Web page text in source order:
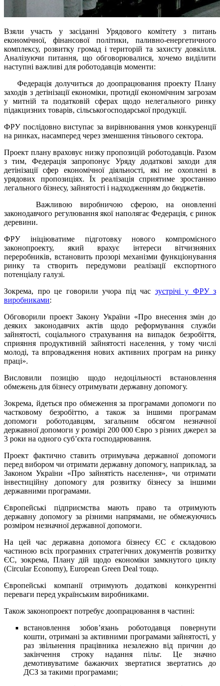
Взяли участь у засіданні Урядового комітету з питань
економічної, фінансової політики, паливно-енергетичного
комплексу, розвитку громад і територій та захисту довкілля.
Аналізуючи питання, що обговорювалися, хочемо виділити
наступні важливі для роботодавців моменти:
Федерація долучиться до доопрацювання проекту Плану
заходів з детінізації економіки, протидії економічним загрозам
у митній та податковій сферах щодо нелегального ринку
підакцизних товарів, сільськогосподарської продукції.
ФРУ послідовно виступає за вирівнювання умов конкуренції
на ринках, насамперед через зменшення тіньового сектора.
Проект плану враховує низку пропозицій роботодавців. Разом
з тим, Федерація запропонує Уряду додаткові заходи для
детінізації сфер економічної діяльності, які не охоплені в
урядових пропозиціях. Їх реалізація сприятиме зростанню
легального бізнесу, зайнятості і надходженням до бюджетів.
Важливою виробничою сферою, на оновленні
законодавчого регулювання якої наполягає Федерація, є ринок
деревини.
ФРУ ініціюватиме підготовку нового компромісного
законопроекту, який врахує інтереси вітчизняних
переробників, встановить прозорі механізми функціонування
ринку та створить передумови реалізації експортного
потенціалу галузі.
Зокрема, про це говорили учора під час зустрічі у ФРУ з
виробниками:
Обговорили проект Закону України «Про внесення змін до
деяких законодавчих актів щодо реформування служби
зайнятості, соціального страхування на випадок безробіття,
сприяння продуктивній зайнятості населення, у тому числі
молоді, та впровадження нових активних програм на ринку
праці».
Висловили позицію щодо недоцільності встановлення
обмежень для бізнесу отримувати державну допомогу.
Зокрема, йдеться про обмеження за програмами допомоги по
частковому безробіттю, а також за іншими програмам
допомоги роботодавцям, загальним обсягом незначної
державної допомоги у розмірі 200 000 Євро з різних джерел за
3 роки на одного суб’єкта господарювання.
Проект фактично ставить отримувача державної допомоги
перед вибором чи отримати державну допомогу, наприклад, за
Законом України «Про зайнятість населення», чи отримати
інвестиційну допомогу для розвитку бізнесу за іншими
державними програмами.
Європейські підприємства мають право та отримують
державну допомогу за різними напрямами, не обмежуючись
розміром незначної державної допомоги.
На цей час державна допомога бізнесу ЄС є складовою
частиною всіх програмних стратегічних документів розвитку
ЄС, зокрема, Плану дій щодо економіки замкнутого циклу
(Circular Economy), European Green Deal тощо.
Європейські компанії отримують додаткові конкурентні
переваги перед українським виробниками.
Також законопроект потребує доопрацювання в частині:
встановлення зобов’язань роботодавця повернути
кошти, отримані за активними програмами зайнятості, у
раз звільнення працівника незалежно від причин до
закінчення строку надання пільг. Це значно
демотивуватиме бажаючих звертатися звертатись до
ДСЗ за такими програмами;